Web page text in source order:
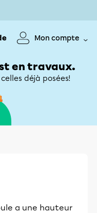
Mon compte
en travaux.
déjà posées!
a une hauteur